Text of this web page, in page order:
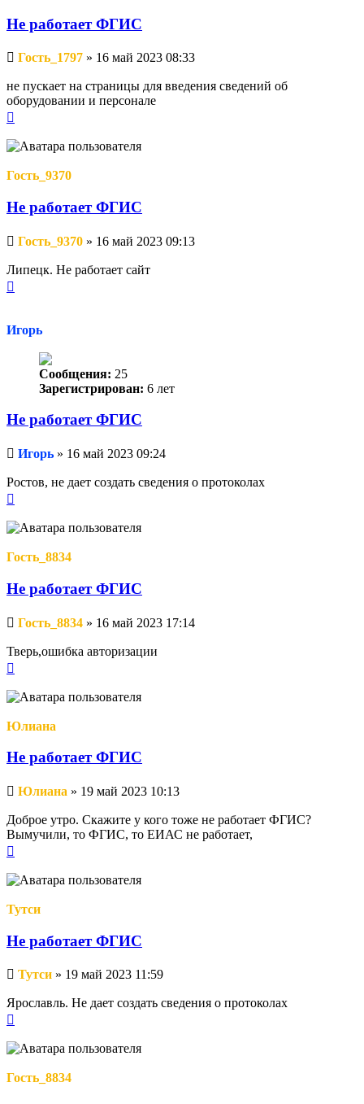
Не работает ФГИС
Непрочитанное
сообщение
Гость_1797 » 16 май 2023 08:33
не пускает на страницы для введения сведений об
оборудовании и персонале
началу
Гость_9370
Не работает ФГИС
Непрочитанное
сообщение
Гость_9370 » 16 май 2023 09:13
Липецк. Не работает сайт
Игорь
Сообщения: 25
Зарегистрирован: 6 лет
Не работает ФГИС
Непрочитанное
сообщение
Игорь » 16 май 2023 09:24
Ростов, не дает создать сведения о протоколах
началу
Гость_8834
Не работает ФГИС
Непрочитанное
сообщение
Гость_8834 » 16 май 2023 17:14
Тверь,ошибка авторизации
началу
Юлиана
Не работает ФГИС
Непрочитанное
Юлиана » 19 май 2023 10:13
Доброе утро. Скажите у кого тоже не работает ФГИС?
Вымучили, то ФГИС, то ЕИАС не работает,
началу
Тутси
Не работает ФГИС
Непрочитанное
сообщение
Тутси » 19 май 2023 11:59
Ярославль. Не дает создать сведения о протоколах
началу
Гость_8834